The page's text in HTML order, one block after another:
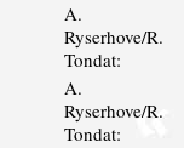
A.
Ryserhove/R.
Tondat:
A.
Ryserhove/R.
Tondat: